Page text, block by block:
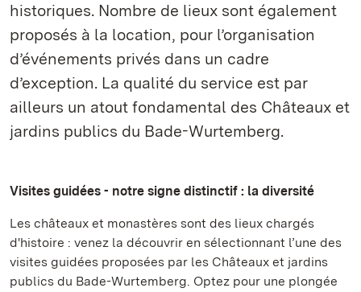
historiques. Nombre de lieux sont également
proposés à la location, pour l’organisation
d’événements privés dans un cadre
d’exception. La qualité du service est par
ailleurs un atout fondamental des Châteaux et
jardins publics du Bade-Wurtemberg.
Visites guidées - notre signe distinctif : la diversité
Les châteaux et monastères sont des lieux chargés
d'histoire : venez la découvrir en sélectionnant l’une des
visites guidées proposées par les Châteaux et jardins
publics du Bade-Wurtemberg. Optez pour une plongée